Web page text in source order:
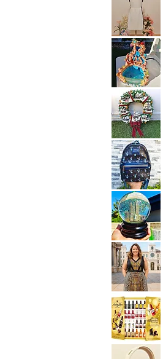
Blue
Formal
Dress
size
18
Forever
21
Sleeveless
Black
Lace
Casual
Dress
Size
VINTAGE
DISNEY
FOUNTAIN
WORK
GREAT
Little
Mermaid
Under
The
Sea
Ariel
Sebastian
*LIMITED*
Light
Up
Thomas
Kinkade
Hamilton
Collection
Christmas
Village
Wreath
*LIMITED
EDITION*
Disney
Loungefly
Exclusive
Lilo
&
Stitch
Hearts
Mini
Backpack
Saks
Fifth
Avenue
New
York
City
Musical
Snow
Globe
Decoration
Gift
Present
Bryant
Sleeveless
Abstract
Dress
size
14
size
*New
Sealed*